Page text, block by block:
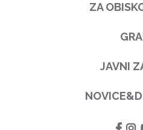
ZA
JAVNI